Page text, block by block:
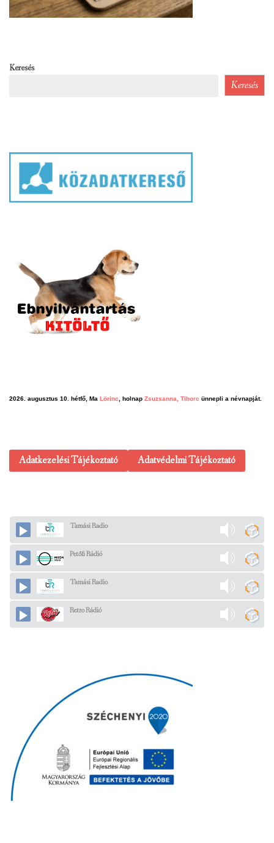
Keresés
Keresés
2026. augusztus 10. hétfő, Ma Lörinc, holnap Zsuzsanna, Tiborc ünnepli a névnapját.
Adatkezelési Tájékoztató Adatvédelmi Tájékoztató
Tamási Radio
Petőfi Rádió
Tamási Radio
Retro Rádió